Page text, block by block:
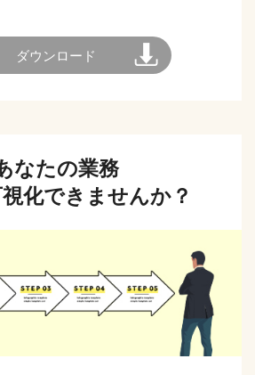
ダウンロード
なたの業務
化できませんか？